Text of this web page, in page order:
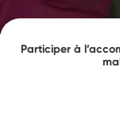
Participer à